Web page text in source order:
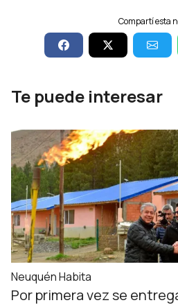
Compartí esta
Te puede interesar
Neuquén Habita
Por primera vez se